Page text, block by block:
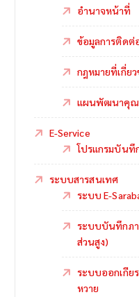
อำนาจหน้าที่
ข้อมูลการติดต่
กฎหมายที่เกี่ย
แผนพัฒนาคุณ
E-Service
โปรแกรมบัน
ระบบสารสนเทศ
ระบบ E-
ระบบบันทึกภา
ส่วนสูง)
ระบบออกเกีย
หวาย